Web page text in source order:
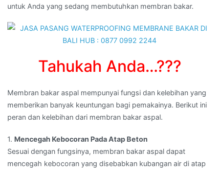
bakar
BULELENG,BALI
untuk Anda yang sedang membutuhkan membran bakar.
Tahukah Anda…???
Membran bakar aspal mempunyai fungsi dan kelebihan yang
memberikan banyak keuntungan bagi pemakainya. Berikut ini
peran dan kelebihan dari membran bakar aspal.
1. Mencegah Kebocoran Pada Atap Beton
Sesuai dengan fungsinya, membran bakar aspal dapat
mencegah kebocoran yang disebabkan kubangan air di atap